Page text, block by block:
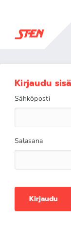
Kirjaudu
Sähköposti
Salasana
Kirjaudu